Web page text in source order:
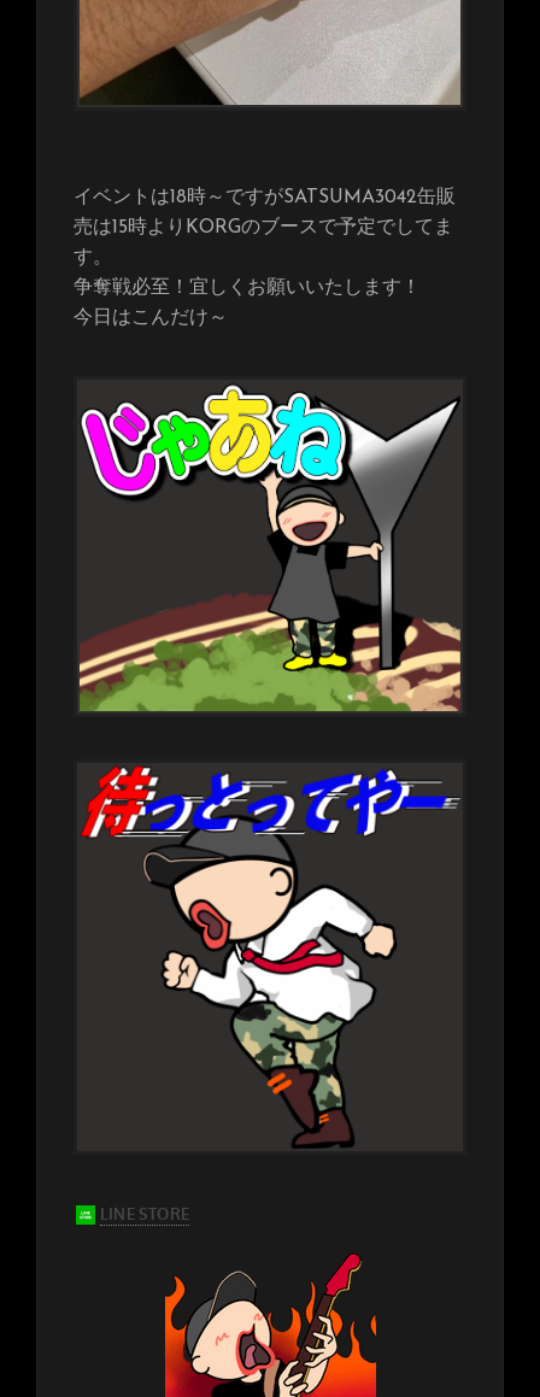
イベントは18時～ですがSATSUMA3042缶販
売は15時よりKORGのブースで予定でしてま
す。
争奪戦必至！宜しくお願いいたします！
今日はこんだけ～